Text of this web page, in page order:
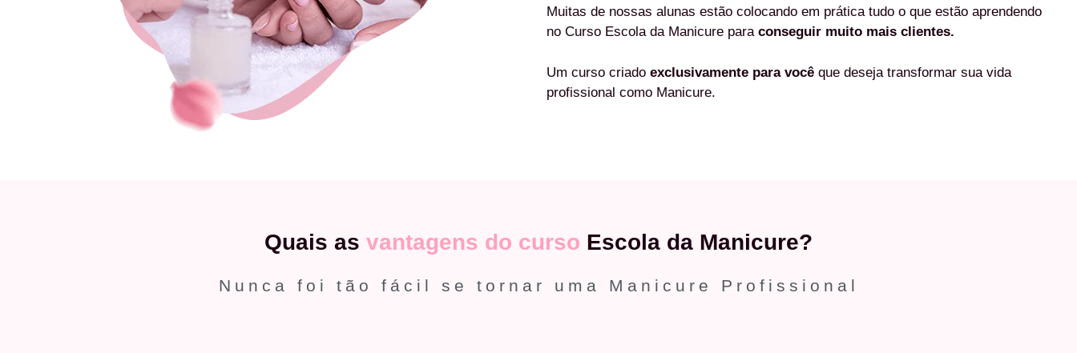
Muitas de nossas alunas estão colocando em prática tudo o que estão aprendendo
no Curso Escola da Manicure para conseguir muito mais clientes.
Um curso criado exclusivamente para você que deseja transformar sua vida
profissional como Manicure.
Quais as vantagens do curso Escola da Manicure?
Nunca foi tão fácil se tornar uma Manicure Profissional